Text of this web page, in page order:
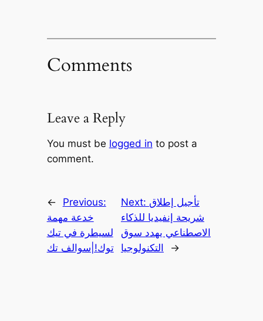
Comments
Leave a Reply
You must be logged in to post a
comment.
←
Previous:
خدعة مهمة
لسيطرة في تيك
توك!|سوالف تك
Next: تأجيل إطلاق
شريحة إنفيديا للذكاء
الاصطناعي يهدد سوق
التكنولوجيا
→